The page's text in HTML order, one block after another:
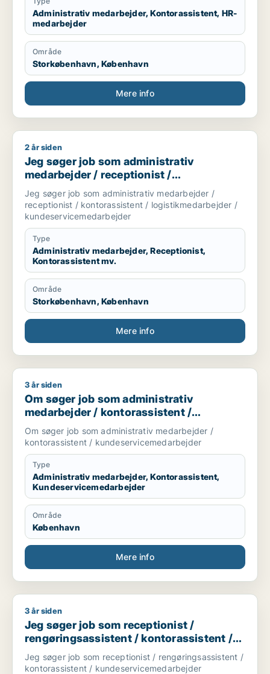
Administrativ medarbejder, Kontorassistent, HR-
medarbejder
Område
Storkøbenhavn, København
Mere info
Jeg søger job som administrativ medarbejder /
2 år siden
Jeg søger job som administrativ
medarbejder / receptionist /
kontorassistent / logistikmedarbejder /
kundeservicemedarbejder
Jeg søger job som administrativ medarbejder /
receptionist / kontorassistent / logistikmedarbejder /
kundeservicemedarbejder
Type
Administrativ medarbejder, Receptionist,
Kontorassistent mv.
Område
Storkøbenhavn, København
Mere info
Om søger job som administrativ medarbejder /
3 år siden
Om søger job som administrativ
medarbejder / kontorassistent /
kundeservicemedarbejder
Om søger job som administrativ medarbejder /
kontorassistent / kundeservicemedarbejder
Type
Administrativ medarbejder, Kontorassistent,
Kundeservicemedarbejder
Område
København
Mere info
Jeg søger job som receptionist / rengøringsassistent /
3 år siden
Jeg søger job som receptionist /
rengøringsassistent / kontorassistent /
kundeservicemedarbejder
Jeg søger job som receptionist / rengøringsassistent /
kontorassistent / kundeservicemedarbejder